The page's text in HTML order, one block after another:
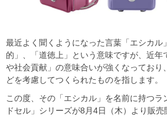
最近よく聞くようになった言葉「エシカル
的」、「道徳上」という意味ですが、近年
や社会貢献」の意味合いが強くなっており
どを考慮してつくられたものを指します。
この度、その「エシカル」を名前に持つラ
ドセル」シリーズが8月4日（木）より販売